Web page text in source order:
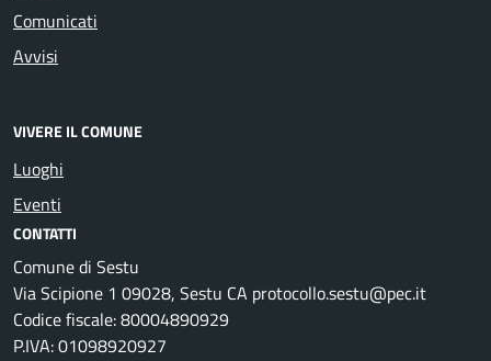
Comunicati
Avvisi
VIVERE IL COMUNE
Luoghi
Eventi
CONTATTI
Comune di Sestu
Via Scipione 1 09028, Sestu CA protocollo.sestu@pec.it
Codice fiscale: 80004890929
P.IVA: 01098920927